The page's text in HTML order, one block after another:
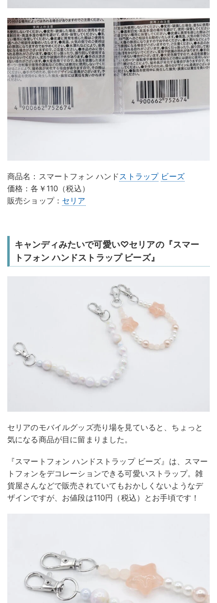
商品名：スマートフォン ハンドストラップ ビーズ
価格：各￥110（税込）
販売ショップ： セリア
キャンディみたいで可愛い♡セリアの『スマー
トフォン ハンドストラップ ビーズ』
セリアのモバイルグッズ売り場を見ていると、ちょっと
気になる商品が目に留まりました。
『スマートフォン ハンドストラップ ビーズ』は、スマー
トフォンをデコレーションできる可愛いストラップ。雑
貨屋さんなどで販売されていてもおかしくないようなデ
ザインですが、お値段は110円（税込）とお手頃です！